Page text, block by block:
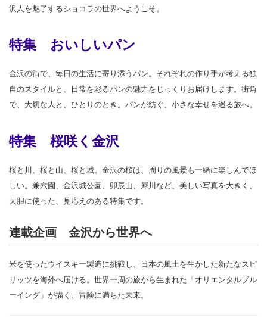
沢人を魅了するショコラの世界へようこそ。
特集 おいしいパン
金沢の街で、毎日の生活に寄り添うパン。それぞれの作り手が考える独
自のスタイルと、日常を彩るパンの魅力をじっくりお届けします。街角
で、大切な人と、ひとりのとき。パンが紡ぐ、小さな幸せを巡る旅へ。
特集 桜咲く金沢
桜と川、桜と山、桜と城。金沢の桜は、周りの風景も一緒に楽しんでほ
しい。兼六園、金沢城公園、卯辰山、犀川など、美しい写真を大きく、
大胆に使った、見応えのある特集です。
連載企画 金沢から世界へ
米を使ったウイスキー製造に挑戦し、日本の風土を生かした新たなスピ
リッツを海外へ届ける。世界一周の旅から生まれた「オリエンタルブル
ーイング」が描く、冒険に満ちた未来。